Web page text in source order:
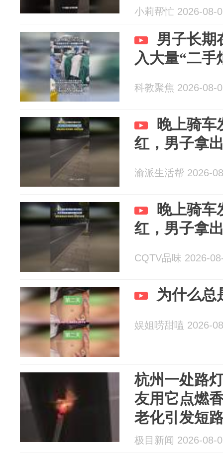
小莉帮忙 2026-08-
男子长期
入大量“二手
科教聚焦 2026-08-
晚上骑车
红，男子拿
渝派生活帮 2026-
晚上骑车
红，男子拿
CQTV品味 2026-
为什么总
娱姐唠甜嗑 2026-
杭州一处路
友用它点燃
老化引发短
巡查
极目新闻 2026-08-